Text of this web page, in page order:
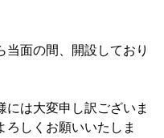
面の間、開設しており
には大変申し訳ございま
ろしくお願いいたしま